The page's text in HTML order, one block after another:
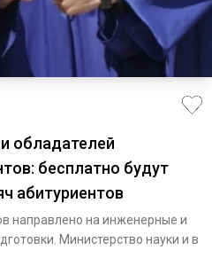
обладателей
бесплатно будут
абитуриентов
направлено на инженерные и
Министерство науки и в